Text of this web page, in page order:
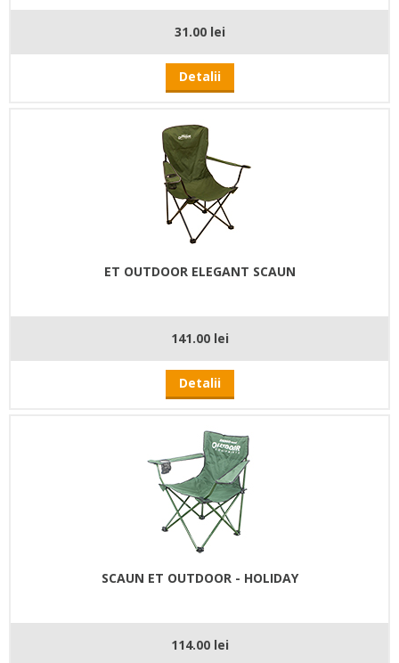
31.00 lei
Detalii
ET OUTDOOR ELEGANT SCAUN
141.00 lei
Detalii
SCAUN ET OUTDOOR - HOLIDAY
114.00 lei